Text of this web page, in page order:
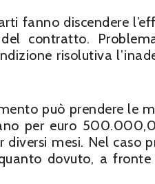
fanno discendere
contratto.
risolutiva
può prendere le
per euro
mesi. Nel caso
dovuto, a